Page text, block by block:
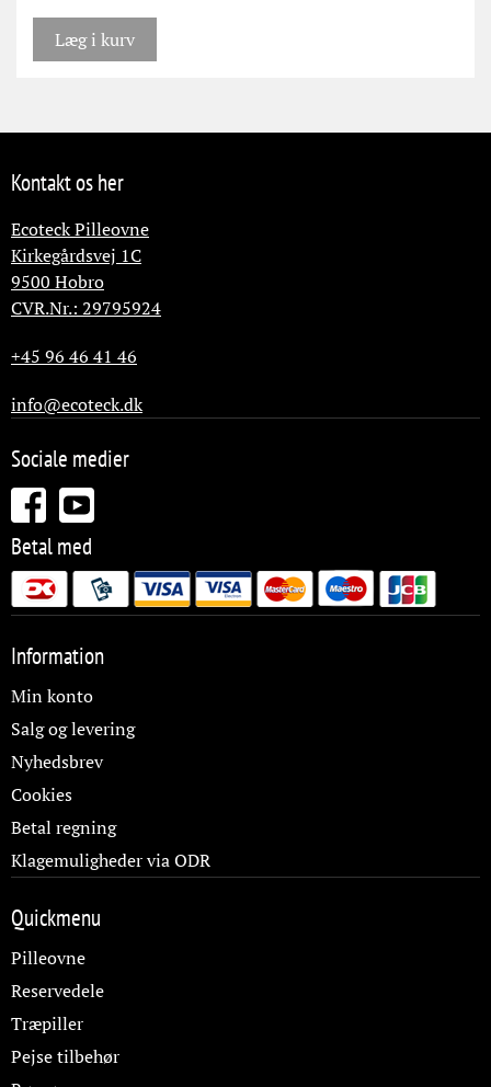
Læg i kurv
Kontakt os her
Ecoteck Pilleovne
Kirkegårdsvej 1C
9500 Hobro
CVR.Nr.: 29795924
+45 96 46 41 46
info@ecoteck.dk
Sociale medier
Betal med
Information
Min konto
Salg og levering
Nyhedsbrev
Cookies
Betal regning
Klagemuligheder via ODR
Quickmenu
Pilleovne
Reservedele
Træpiller
Pejse tilbehør